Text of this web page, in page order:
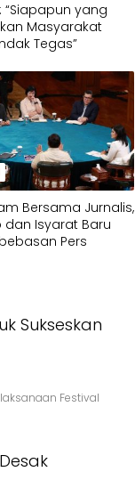
“Siapapun yang
Masyarakat
Tegas”
Bersama Jurnalis,
dan Isyarat Baru
Pers
Sukseskan
Festival